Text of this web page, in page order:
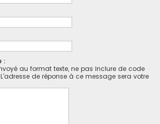
:
au format texte, ne pas inclure de code
L’adresse de réponse à ce message sera votre